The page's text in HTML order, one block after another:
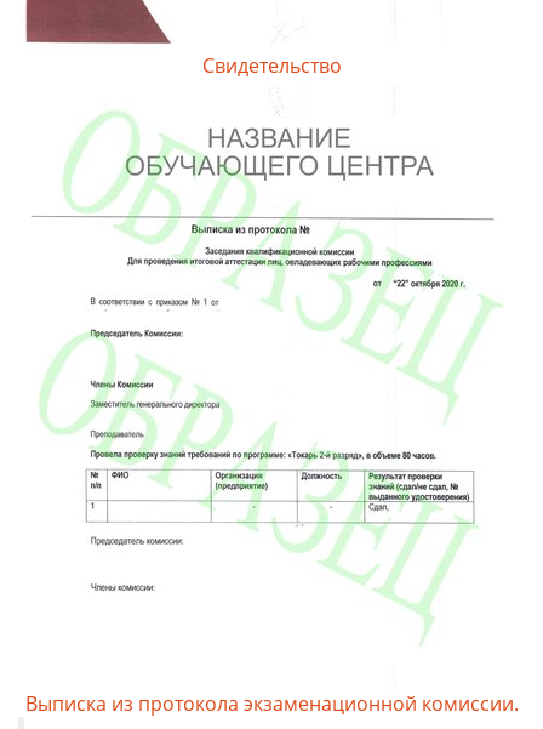
Свидетельство
Выписка из протокола экзаменационной комиссии.